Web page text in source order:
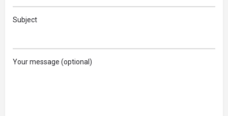
Subject
Your message (optional)